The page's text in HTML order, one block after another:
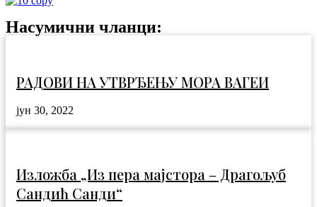
Насумични чланци:
РАДОВИ НА УТВРЂЕЊУ МОРА ВАГЕИ
јун 30, 2022
Изложба „Из пера мајстора – Драгољуб
Сандић Санди“